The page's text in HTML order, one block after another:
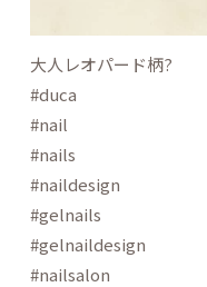
大人レオパード柄?
#duca
#nail
#nails
#naildesign
#gelnails
#gelnaildesign
#nailsalon